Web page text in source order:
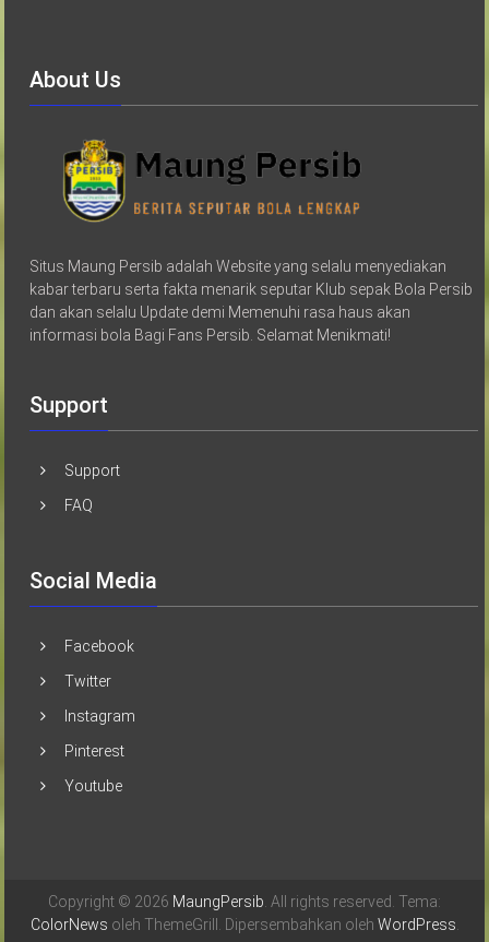
About Us
Situs Maung Persib adalah Website yang selalu menyediakan
kabar terbaru serta fakta menarik seputar Klub sepak Bola Persib
dan akan selalu Update demi Memenuhi rasa haus akan
informasi bola Bagi Fans Persib. Selamat Menikmati!
Support
Support
FAQ
Social Media
Facebook
Twitter
Instagram
Pinterest
Youtube
Copyright © 2026 MaungPersib . All rights reserved. Tema:
ColorNews oleh ThemeGrill. Dipersembahkan oleh WordPress